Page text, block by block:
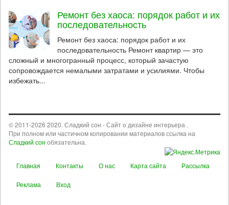
Ремонт без хаоса: порядок работ и их
последовательность
Ремонт без хаоса: порядок работ и их
последовательность Ремонт квартир — это
сложный и многогранный процесс, который зачастую
сопровождается немалыми затратами и усилиями. Чтобы
избежать...
© 2011-2026 2020. Сладкий сон - Сайт о дизайне интерьера .
При полном или частичном копировании материалов ссылка на
Сладкий сон обязательна.
Главная Контакты О нас Карта сайта Рассылка
Реклама Вход